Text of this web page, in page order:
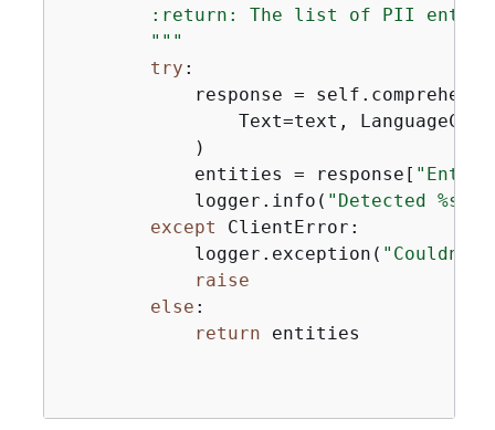
:return: The list of PII
        """
try :
response =
Text=text,
            )
            entities = response[
            logger.info(
"Detected %s
except ClientError:
            logger.exception(
raise
else :
return entities